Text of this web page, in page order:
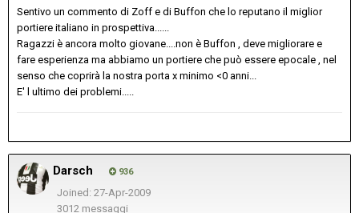
Sentivo un commento di Zoff e di Buffon che lo reputano il miglior
portiere italiano in prospettiva......
Ragazzi è ancora molto giovane....non è Buffon , deve migliorare e
fare esperienza ma abbiamo un portiere che può essere epocale , nel
senso che coprirà la nostra porta x minimo <0 anni...
E' l ultimo dei problemi.....
Darsch 936
Joined: 27-Apr-2009
3012 messaggi